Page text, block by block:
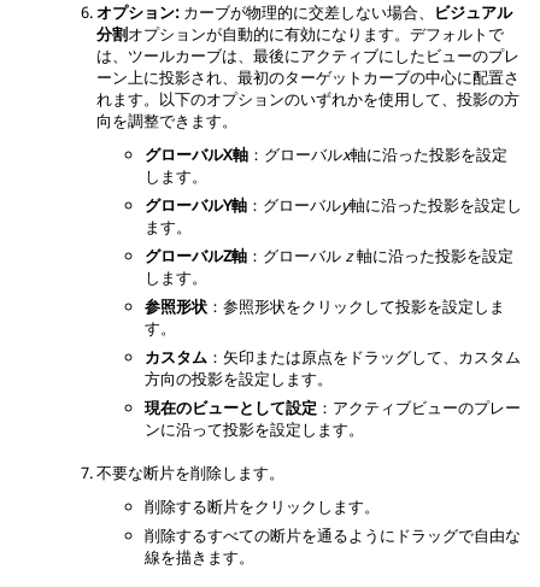
オプション: カーブが物理的に交差しない場合、
ビジュアル
分割オプションが自動的に有効になります。デフォルトで
は、ツールカーブは、最後にアクティブにしたビューのプレ
ーン上に投影され、最初のターゲットカーブの中心に配置さ
れます。以下のオプションのいずれかを使用して、投影の方
向を調整できます。
グローバルX軸 ：グローバルx軸に沿った投影を設定
します。
グローバルY軸 ：グローバルy軸に沿った投影を設定し
ます。
グローバルZ軸 ：グローバル ｚ軸に沿った投影を設定
します。
参照形状 ：参照形状をクリックして投影を設定しま
す。
カスタム ：矢印または原点をドラッグして、カスタム
方向の投影を設定します。
現在のビューとして設定 ：アクティブビューのプレー
ンに沿って投影を設定します。
不要な断片を削除します。
削除する断片をクリックします。
削除するすべての断片を通るようにドラッグで自由な
線を描きます。